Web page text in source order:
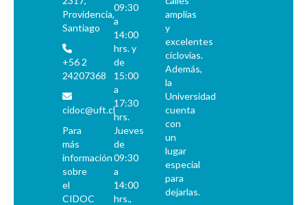
Providencia,
Santiago
+56 2
24207368
cidoc@uft.cl
Para
más
información
sobre
el
CIDOC
09:30
a
14:00
hrs. y
de
15:00
a
17:30
hrs.
Jueves
de
09:30
a
14:00
hrs.,
amplias
y
excelentes
ciclovías.
Además,
la
Universidad
cuenta
con
un
lugar
especial
para
dejarlas.